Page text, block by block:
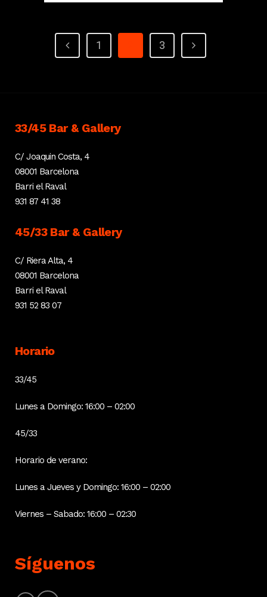
1 3
33/45 Bar & Gallery
C/ Joaquin Costa, 4
08001 Barcelona
Barri el Raval
931 87 41 38
45/33 Bar & Gallery
C/ Riera Alta, 4
08001 Barcelona
Barri el Raval
931 52 83 07
Horario
33/45
Lunes a Domingo: 16:00 – 02:00
45/33
Horario de verano:
Lunes a Jueves y Domingo: 16:00 – 02:00
Viernes – Sabado: 16:00 – 02:30
Síguenos